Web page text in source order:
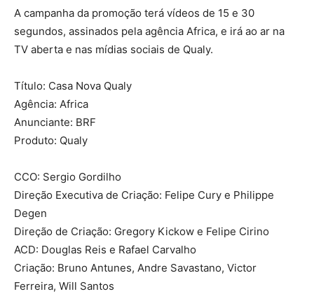
A campanha da promoção terá vídeos de 15 e 30
segundos, assinados pela agência Africa, e irá ao ar na
TV aberta e nas mídias sociais de Qualy.
Título: Casa Nova Qualy
Agência: Africa
Anunciante: BRF
Produto: Qualy
CCO: Sergio Gordilho
Direção Executiva de Criação: Felipe Cury e Philippe
Degen
Direção de Criação: Gregory Kickow e Felipe Cirino
ACD: Douglas Reis e Rafael Carvalho
Criação: Bruno Antunes, Andre Savastano, Victor
Ferreira, Will Santos